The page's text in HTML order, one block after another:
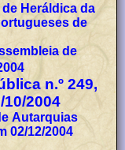
Heráldica da
de
de
n.º 249,
10/2004
Autarquias
02/12/2004